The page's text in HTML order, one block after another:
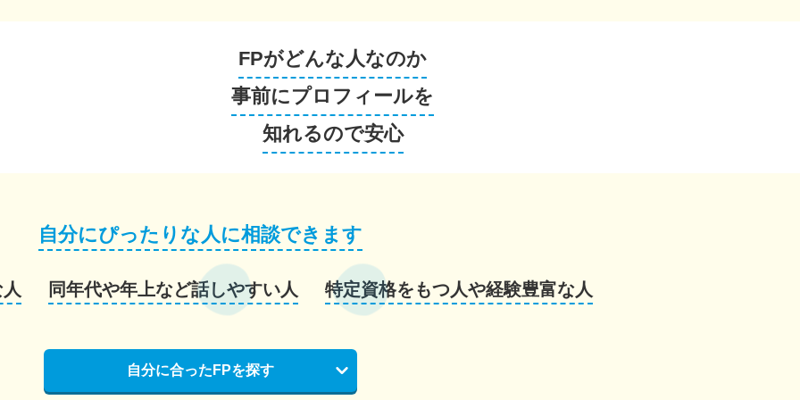
FPがどんな人なのか
事前にプロフィールを
知れるので安心
自分にぴったりな人に相談できます
同年代や年上など話しやすい人 特定資格をもつ人や経験豊富な人
自分に合ったFPを探す